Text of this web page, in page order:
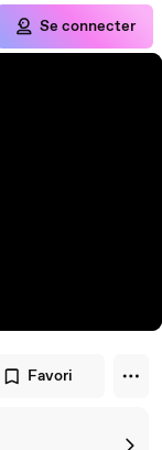
Se connecter
Favori